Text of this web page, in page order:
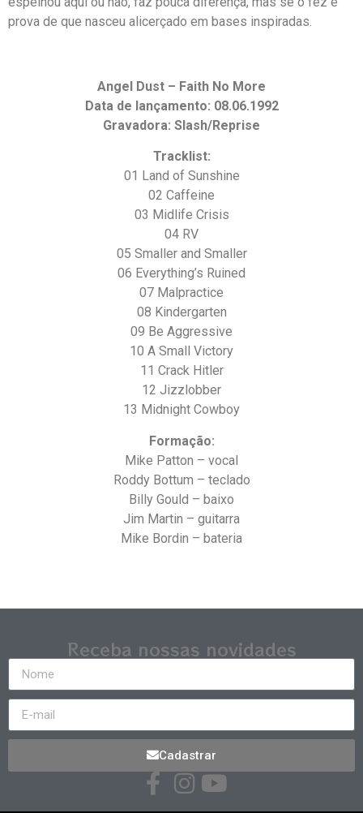
prova de que nasceu alicerçado em bases inspiradas.
Angel Dust – Faith No More
Data de lançamento: 08.06.1992
Gravadora: Slash/Reprise
Tracklist:
01 Land of Sunshine
02 Caffeine
03 Midlife Crisis
04 RV
05 Smaller and Smaller
06 Everything’s Ruined
07 Malpractice
08 Kindergarten
09 Be Aggressive
10 A Small Victory
11 Crack Hitler
12 Jizzlobber
13 Midnight Cowboy
Formação:
Mike Patton – vocal
Roddy Bottum – teclado
Billy Gould – baixo
Jim Martin – guitarra
Mike Bordin – bateria
Receba nossas novidades
Cadastrar